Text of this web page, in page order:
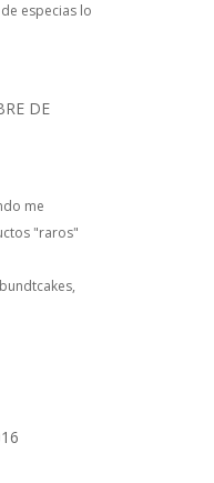
especias lo
DE
me
"raros"